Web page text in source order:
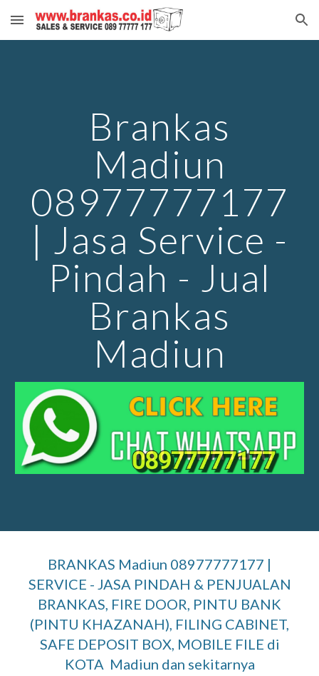
Skip to main content Skip to navigation
Brankas
Madiun
08977777177
| Jasa Service -
Pindah - Jual
Brankas
Madiun
BRANKAS Madiun 08977777177 |
SERVICE - JASA PINDAH & PENJUALAN
BRANKAS, FIRE DOOR, PINTU BANK
(PINTU KHAZANAH), FILING CABINET,
SAFE DEPOSIT BOX, MOBILE FILE di
KOTA Madiun dan sekitarnya